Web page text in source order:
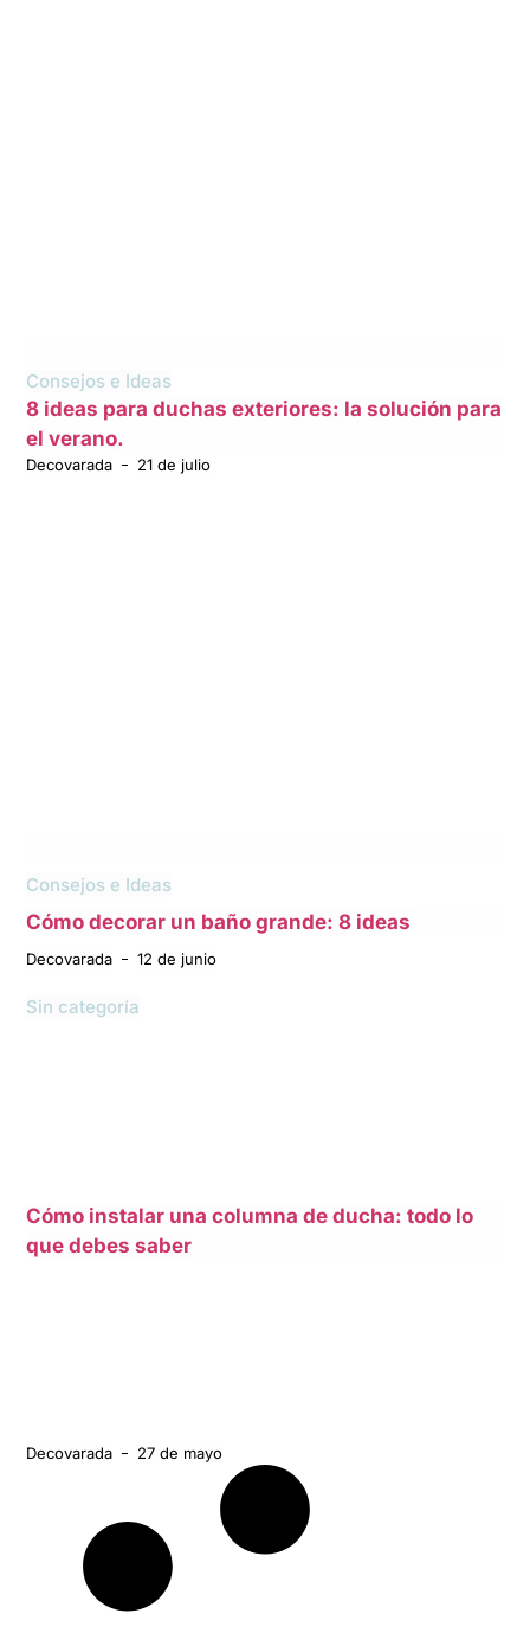
Consejos e Ideas
8 ideas para duchas exteriores: la solución para
el verano.
Decovarada 21 de julio
Consejos e Ideas
Cómo decorar un baño grande: 8 ideas
Decovarada 12 de junio
Sin categoría
Cómo instalar una columna de ducha: todo lo
que debes saber
Decovarada 27 de mayo